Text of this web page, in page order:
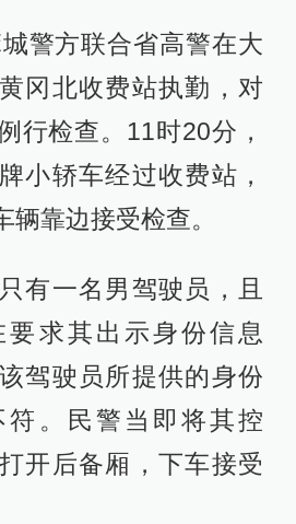
警方联合省高警在大
冈北收费站执勤，对
行检查。11时20分，
小轿车经过收费站，
辆靠边接受检查。
有一名男驾驶员，且
求其出示身份信息
驾驶员所提供的身份
。民警当即将其控
开后备厢，下车接受